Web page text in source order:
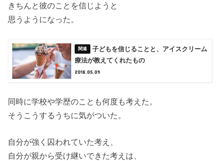
きちんと彼のことを信じようと
思うようになった。
子どもを信じることと、アイスクリーム
療法が教えてくれたもの
2018.05.09
同時に学校や学歴のことも何度も考えた。
そうこうするうちに気がついた。
自分が強く囚われていた考え、
自分が親から受け継いできた考えは、